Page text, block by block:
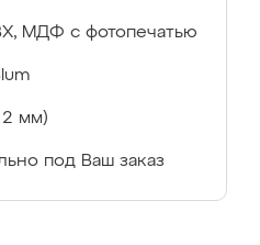
МДФ с фотопечатью
2 мм)
под Ваш заказ